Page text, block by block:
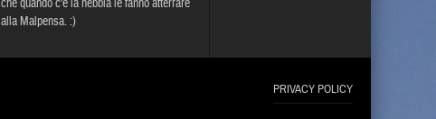
che quando c'è la nebbia le fanno atterrare
alla Malpensa. :)
PRIVACY POLICY